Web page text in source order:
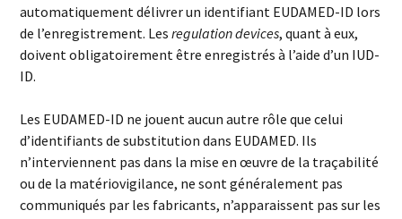
automatiquement délivrer un identifiant EUDAMED-ID lors
de l’enregistrement. Lesregulation devices, quant à eux,
doivent obligatoirement être enregistrés à l’aide d’un IUD-
ID.
Les EUDAMED-ID ne jouent aucun autre rôle que celui
d’identifiants de substitution dans EUDAMED. Ils
n’interviennent pas dans la mise en œuvre de la traçabilité
ou de la matériovigilance, ne sont généralement pas
communiqués par les fabricants, n’apparaissent pas sur les